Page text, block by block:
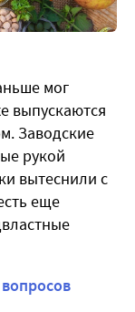
мог
выпускаются
Заводские
рукой
вытеснили с
еще